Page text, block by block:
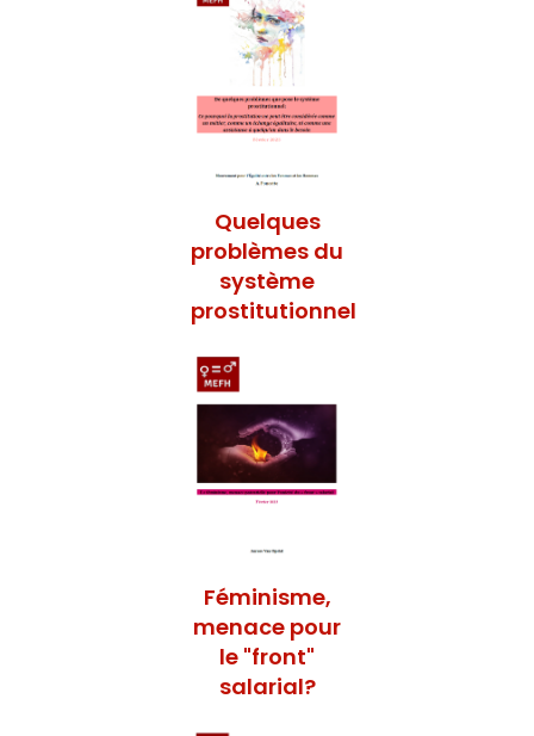
Quelques
problèmes du
système
prostitutionnel
Féminisme,
menace pour
le "front"
salarial?